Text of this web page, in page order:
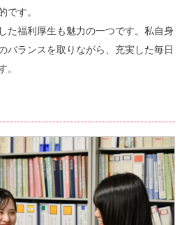
です。
た福利厚生も魅力の一つです。私自身
バランスを取りながら、充実した毎日
。